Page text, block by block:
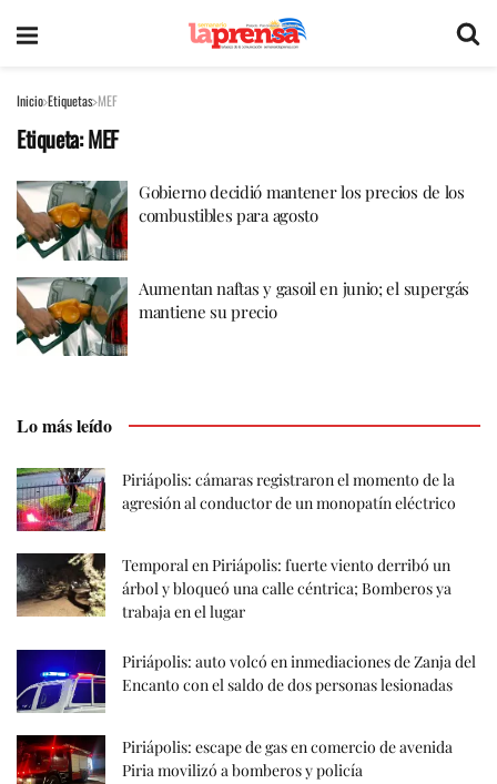
Inicio Etiquetas MEF
Etiqueta:MEF
Gobierno decidió mantener los precios de los
combustibles para agosto
Aumentan naftas y gasoil en junio; el supergás
mantiene su precio
Lo más leído
Piriápolis: cámaras registraron el momento de la
agresión al conductor de un monopatín eléctrico
Temporal en Piriápolis: fuerte viento derribó un
árbol y bloqueó una calle céntrica; Bomberos ya
trabaja en el lugar
Piriápolis: auto volcó en inmediaciones de Zanja del
Encanto con el saldo de dos personas lesionadas
Piriápolis: escape de gas en comercio de avenida
Piria movilizó a bomberos y policía